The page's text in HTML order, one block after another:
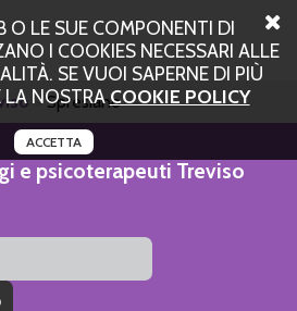
O LE SUE COMPONENTI DI
I COOKIES NECESSARI ALLE
SE VUOI SAPERNE DI PIÙ
LA NOSTRACOOKIE POLICY
ACCETTA
Spresiano
e psicoterapeuti Treviso